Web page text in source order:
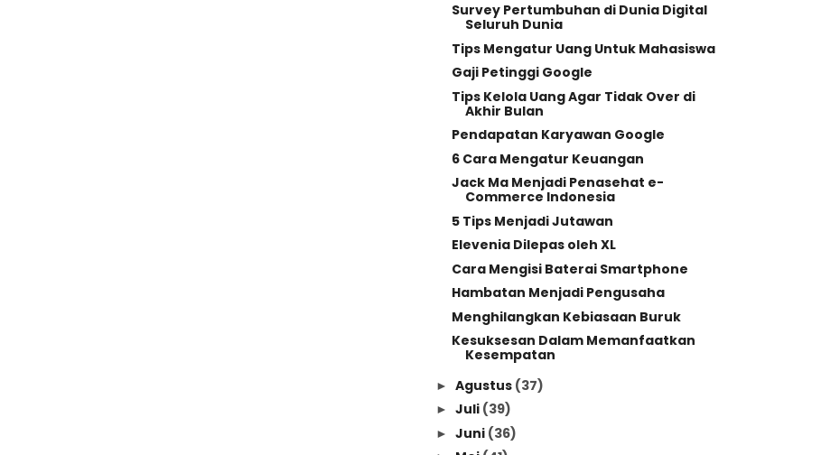
Survey Pertumbuhan di Dunia Digital
Seluruh Dunia
Tips Mengatur Uang Untuk Mahasiswa
Gaji Petinggi Google
Tips Kelola Uang Agar Tidak Over di
Akhir Bulan
Pendapatan Karyawan Google
6 Cara Mengatur Keuangan
Jack Ma Menjadi Penasehat e-
Commerce Indonesia
5 Tips Menjadi Jutawan
Elevenia Dilepas oleh XL
Cara Mengisi Baterai Smartphone
Hambatan Menjadi Pengusaha
Menghilangkan Kebiasaan Buruk
Kesuksesan Dalam Memanfaatkan
Kesempatan
► Agustus (37)
► Juli (39)
► Juni (36)